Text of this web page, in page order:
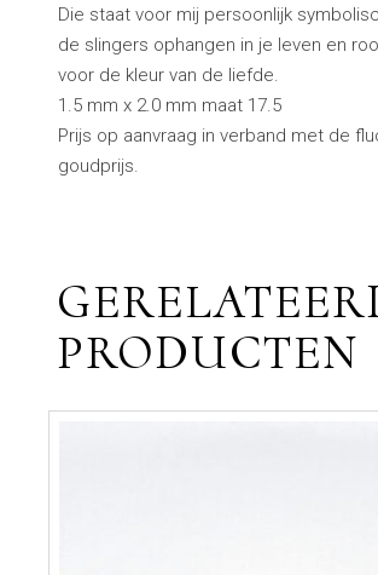
Die staat voor mij persoonlijk
de slingers ophangen in je leven en
voor de kleur van de liefde.
1.5 mm x 2.0 mm maat 17.5
Prijs op aanvraag in verband met de
goudprijs.
PRODUCTEN